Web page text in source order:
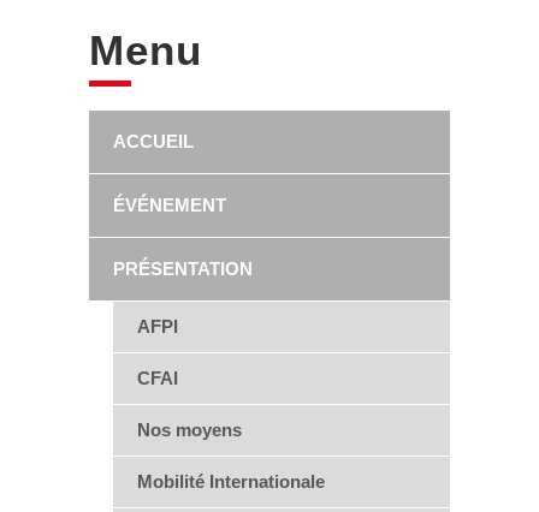
Menu
ACCUEIL
ÉVÉNEMENT
PRÉSENTATION
AFPI
CFAI
Nos moyens
Mobilité Internationale